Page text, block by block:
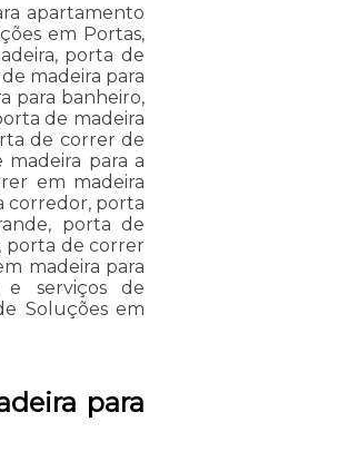
apartamento
em Portas,
porta de
madeira para
para banheiro,
de madeira
de correr de
para a
em madeira
corredor, porta
porta de
porta de correr
madeira para
e serviços de
Soluções em
para